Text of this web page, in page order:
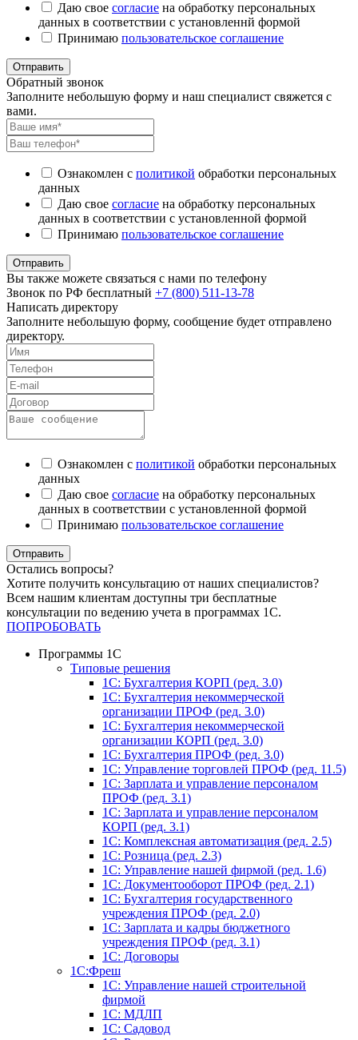
Даю свое согласие на обработку персональных
данных в соответствии с установленнй формой
Принимаю пользовательское соглашение
Отправить
Обратный звонок
Заполните небольшую форму и наш специалист свяжется с
вами.
Ознакомлен с политикой обработки персональных
данных
Даю свое согласие на обработку персональных
данных в соответствии с установленной формой
Принимаю пользовательское соглашение
Отправить
Вы также можете связаться с нами по телефону
Звонок по РФ бесплатный +7 (800) 511-13-78
Написать директору
Заполните небольшую форму, сообщение будет отправлено
директору.
Ознакомлен с политикой обработки персональных
данных
Даю свое согласие на обработку персональных
данных в соответствии с установленной формой
Принимаю пользовательское соглашение
Отправить
Остались вопросы?
Хотите получить консультацию от наших специалистов?
Всем нашим клиентам доступны три бесплатные
консультации по ведению учета в программах 1С.
ПОПРОБОВАТЬ
Программы 1С
Типовые решения
1C: Бухгалтерия КОРП (ред. 3.0)
1С: Бухгалтерия некоммерческой
организации ПРОФ (ред. 3.0)
1С: Бухгалтерия некоммерческой
организации КОРП (ред. 3.0)
1C: Бухгалтерия ПРОФ (ред. 3.0)
1C: Управление торговлей ПРОФ (ред. 11.5)
1C: Зарплата и управление персоналом
ПРОФ (ред. 3.1)
1C: Зарплата и управление персоналом
КОРП (ред. 3.1)
1C: Комплексная автоматизация (ред. 2.5)
1С: Розница (ред. 2.3)
1С: Управление нашей фирмой (ред. 1.6)
1С: Документооборот ПРОФ (ред. 2.1)
1C: Бухгалтерия государственного
учреждения ПРОФ (ред. 2.0)
1C: Зарплата и кадры бюджетного
учреждения ПРОФ (ред. 3.1)
1С: Договоры
1С:Фреш
1С: Управление нашей строительной
фирмой
1С: МДЛП
1С: Садовод